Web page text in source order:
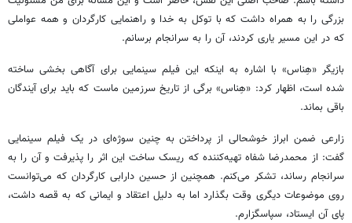
بزرگی را به همراه داشت که با توکل به خدا و راهنمایی کارگردان و همه عواملی
که در این مسیر یاری کردند، آن را به سرانجام برسانم.
بازیگر «هِناس» با اشاره به اینکه این فیلم سینمایی برای آگاهی بخشی ساخته
شده است، اظهار کرد: «هِناس» برگیاز تاریخ سرزمین ماست که باید برای آیندگان
باقی بماند.
زارعی ضمن ابراز خوشحالی از پرداختن به چنین سوژه‌ای در یک فیلم سینمایی
گفت: از محمدرضا شفاهتهیه‌کننده که ریسک ساخت این اثر را پذیرفت و آن را به
سرانجام رساند، تشکر می‌کنم. همچنین ازحسین دارابی کارگردان که می‌توانست
روی موضوعات دیگری وقت بگذارد اما به دلیل اعتقاد و ایمانی که به قصه داشت،
پای آن ایستاد، سپاسگزارم.